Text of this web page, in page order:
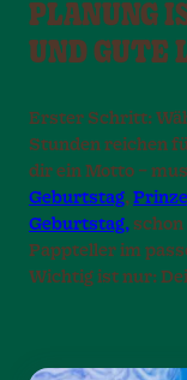
PLANUNG
UND GUTE
Erster Schritt:
Stunden reichen
dir ein Motto –
Geburtstag,
Geburtstag, schon
Pappteller im
Wichtig ist nur: